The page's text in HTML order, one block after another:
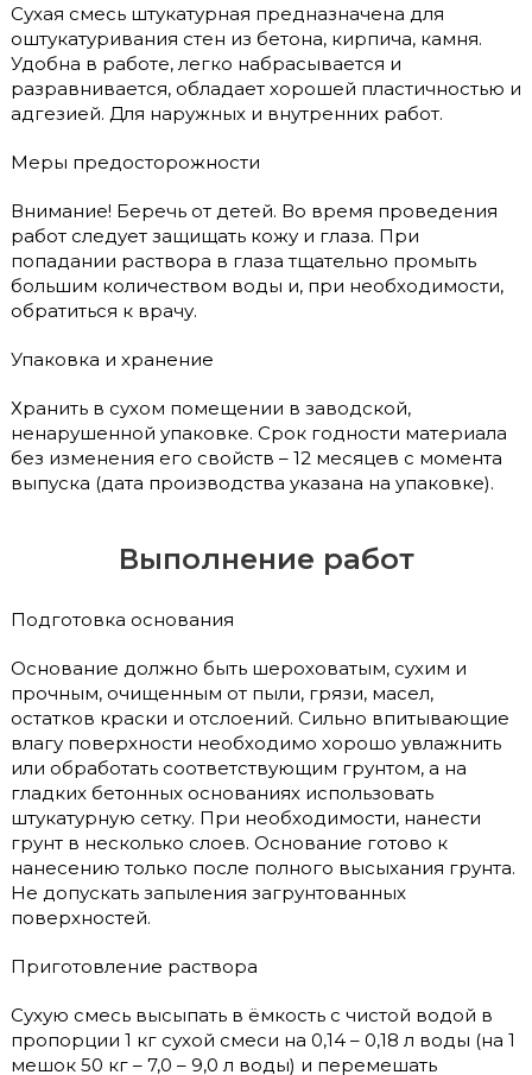
Сухая смесь штукатурная предназначена для
оштукатуривания стен из бетона, кирпича, камня.
Удобна в работе, легко набрасывается и
разравнивается, обладает хорошей пластичностью и
адгезией. Для наружных и внутренних работ.
Меры предосторожности
Внимание! Беречь от детей. Во время проведения
работ следует защищать кожу и глаза. При
попадании раствора в глаза тщательно промыть
большим количеством воды и, при необходимости,
обратиться к врачу.
Упаковка и хранение
Хранить в сухом помещении в заводской,
ненарушенной упаковке. Срок годности материала
без изменения его свойств – 12 месяцев с момента
выпуска (дата производства указана на упаковке).
Выполнение работ
Подготовка основания
Основание должно быть шероховатым, сухим и
прочным, очищенным от пыли, грязи, масел,
остатков краски и отслоений. Сильно впитывающие
влагу поверхности необходимо хорошо увлажнить
или обработать соответствующим грунтом, а на
гладких бетонных основаниях использовать
штукатурную сетку. При необходимости, нанести
грунт в несколько слоев. Основание готово к
нанесению только после полного высыхания грунта.
Не допускать запыления загрунтованных
поверхностей.
Приготовление раствора
Сухую смесь высыпать в ёмкость с чистой водой в
пропорции 1 кг сухой смеси на 0,14 – 0,18 л воды (на 1
мешок 50 кг – 7,0 – 9,0 л воды) и перемешать